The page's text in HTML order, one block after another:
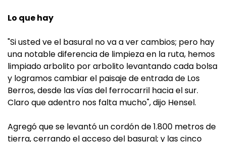
Lo que hay
"Si usted ve el basural no va a ver cambios; pero hay
una notable diferencia de limpieza en la ruta, hemos
limpiado arbolito por arbolito levantando cada bolsa
y logramos cambiar el paisaje de entrada de Los
Berros, desde las vías del ferrocarril hacia el sur.
Claro que adentro nos falta mucho", dijo Hensel.
Agregó que se levantó un cordón de 1.800 metros de
tierra, cerrando el acceso del basural; y las cinco